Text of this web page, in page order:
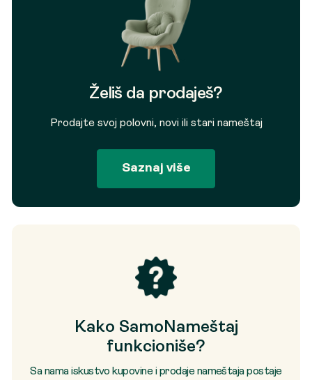
Želiš da prodaješ?
Prodajte svoj polovni, novi ili stari nameštaj
Saznaj više
Kako SamoNameštaj
funkcioniše?
Sa nama iskustvo kupovine i prodaje nameštaja postaje